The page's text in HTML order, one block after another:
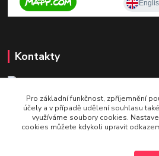
Kontakty
+420 604 921 321
v pracovní době po - pá 9 - 16
Pro základní funkčnost, zpříjemnění
účely a v případě udělení souhlasu
využíváme soubory cookies.
cookies můžete kdykoli upravit